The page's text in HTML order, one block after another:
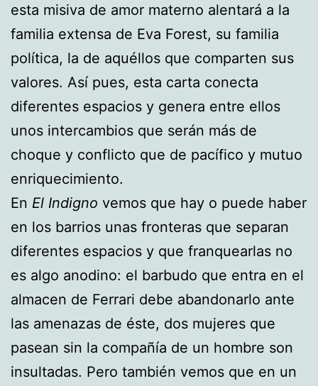
esta misiva de amor materno alentará a la
familia extensa de Eva Forest, su familia
política, la de aquéllos que comparten sus
valores. Así pues, esta carta conecta
diferentes espacios y genera entre ellos
unos intercambios que serán más de
choque y conflicto que de pacífico y mutuo
enriquecimiento.
En El Indigno vemos que hay o puede haber
en los barrios unas fronteras que separan
diferentes espacios y que franquearlas no
es algo anodino: el barbudo que entra en el
almacen de Ferrari debe abandonarlo ante
las amenazas de éste, dos mujeres que
pasean sin la compañía de un hombre son
insultadas. Pero también vemos que en un